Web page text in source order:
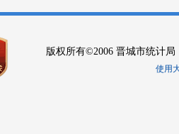
版权所有©2006 晋城市统计局
使用